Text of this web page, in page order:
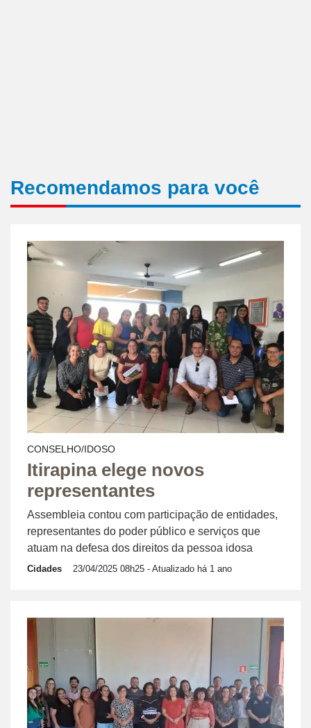
Recomendamos para você
CONSELHO/IDOSO
Itirapina elege novos
representantes
Assembleia contou com participação de entidades,
representantes do poder público e serviços que
atuam na defesa dos direitos da pessoa idosa
Cidades 23/04/2025 08h25 - Atualizado há 1 ano